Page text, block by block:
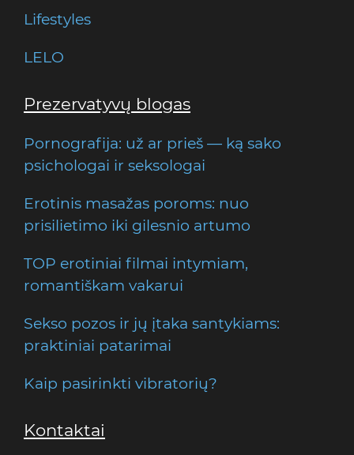
Lifestyles
LELO
Prezervatyvų blogas
Pornografija: už ar prieš — ką sako
psichologai ir seksologai
Erotinis masažas poroms: nuo
prisilietimo iki gilesnio artumo
TOP erotiniai filmai intymiam,
romantiškam vakarui
Sekso pozos ir jų įtaka santykiams:
praktiniai patarimai
Kaip pasirinkti vibratorių?
Kontaktai